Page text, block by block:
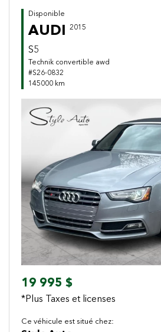
Disponible
AUDI 2015
S5
Technik convertible awd
#S26-0832
145000 km
Previous
19 995 $
*Plus Taxes et licenses
Ce véhicule est situé chez: